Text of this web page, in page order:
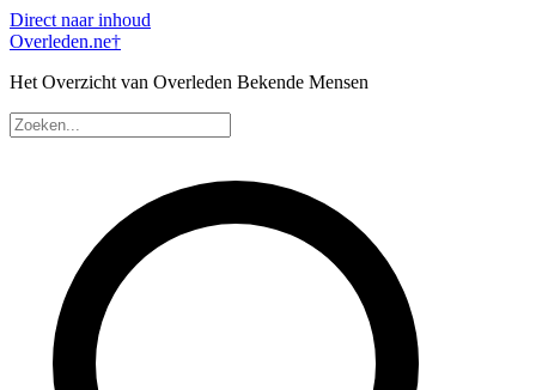
Direct naar inhoud
Overleden.ne†
Het Overzicht van Overleden Bekende Mensen